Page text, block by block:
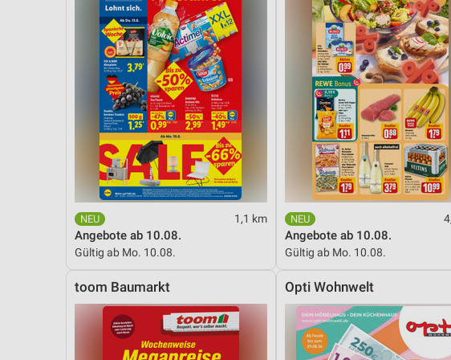
1,1 km
Angebote ab 10.08.
Gültig ab Mo. 10.08.
Angebote ab 10.08.
Gültig ab Mo. 10.08.
toom Baumarkt Opti Wohnwelt